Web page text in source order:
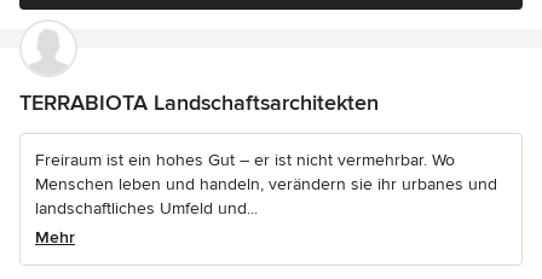
TERRABIOTA Landschaftsarchitekten
Freiraum ist ein hohes Gut – er ist nicht vermehrbar. Wo
Menschen leben und handeln, verändern sie ihr urbanes und
landschaftliches Umfeld und...
Mehr